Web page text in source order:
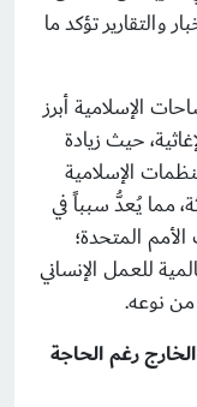
والتقارير تؤكد ما
الإسلامية أبرز
حيث زيادة
الإسلامية
مما يُعدُّ سبباً في
المتحدة؛
للعمل الإنساني
رغم الحاجة